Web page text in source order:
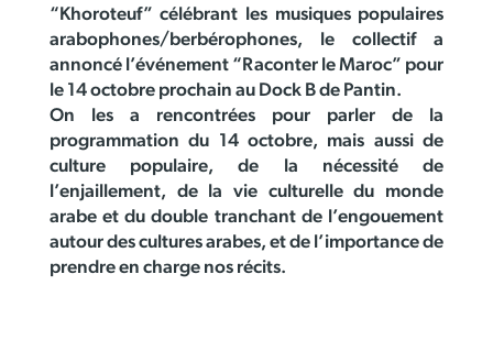
“Khoroteuf” célébrant les musiques populaires
arabophones/berbérophones, le collectif a
annoncé l’événement “Raconter le Maroc” pour
le 14 octobre prochain au Dock B de Pantin.
On les a rencontrées pour parler de la
programmation du 14 octobre, mais aussi de
culture populaire, de la nécessité de
l’enjaillement, de la vie culturelle du monde
arabe et du double tranchant de l’engouement
autour des cultures arabes, et de l’importance de
prendre en charge nos récits.